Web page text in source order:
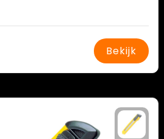
Bekijk